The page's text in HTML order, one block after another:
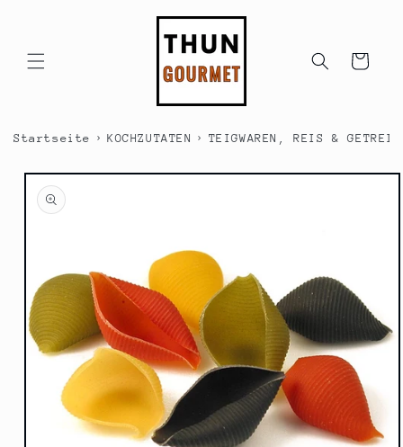
Warenkorb
Startseite › KOCHZUTATEN › TEIGWAREN, REIS &